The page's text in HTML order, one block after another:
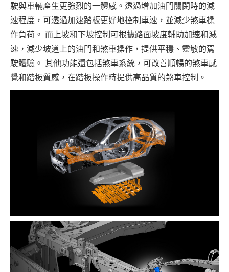
駛與車輛產生更強烈的一體感。透過增加油門關閉時的減
速程度，可透過加速踏板更好地控制車速，並減少煞車操
作負荷。 而上坡和下坡控制可根據路面坡度輔助加速和減
速，減少坡道上的油門和煞車操作，提供平穩、靈敏的駕
駛體驗。 其他功能還包括煞車系統，可改善順暢的煞車感
覺和踏板質感，在踏板操作時提供高品質的煞車控制。